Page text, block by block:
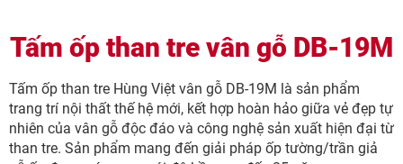
Tấm ốp than tre vân gỗ DB-19M
Tấm ốp than tre Hùng Việt vân gỗ DB-19M là sản phẩm
trang trí nội thất thế hệ mới, kết hợp hoàn hảo giữa vẻ đẹp tự
nhiên của vân gỗ độc đáo và công nghệ sản xuất hiện đại từ
than tre. Sản phẩm mang đến giải pháp ốp tường/trần giả